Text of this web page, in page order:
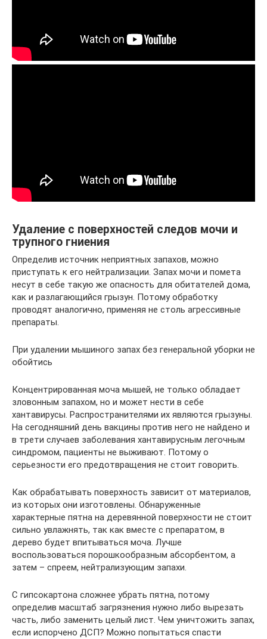
Удаление с поверхностей следов мочи и
трупного гниения
Определив источник неприятных запахов, можно
приступать к его нейтрализации. Запах мочи и помета
несут в себе такую же опасность для обитателей дома,
как и разлагающийся грызун. Потому обработку
проводят аналогично, применяя не столь агрессивные
препараты.
При удалении мышиного запах без генеральной уборки не
обойтись
Концентрированная моча мышей, не только обладает
зловонным запахом, но и может нести в себе
хантавирусы. Распространителями их являются грызуны.
На сегодняшний день вакцины против него не найдено и
в трети случаев заболевания хантавирусным легочным
синдромом, пациенты не выживают. Потому о
серьезности его предотвращения не стоит говорить.
Как обрабатывать поверхность зависит от материалов,
из которых они изготовлены. Обнаруженные
характерные пятна на деревянной поверхности не стоит
сильно увлажнять, так как вместе с препаратом, в
дерево будет впитываться моча. Лучше
воспользоваться порошкообразным абсорбентом, а
затем – спреем, нейтрализующим запахи.
С гипсокартона сложнее убрать пятна, потому
определив масштаб загрязнения нужно либо вырезать
часть, либо заменить целый лист. Чем уничтожить запах,
если испорчено ДСП? Можно попытаться спасти